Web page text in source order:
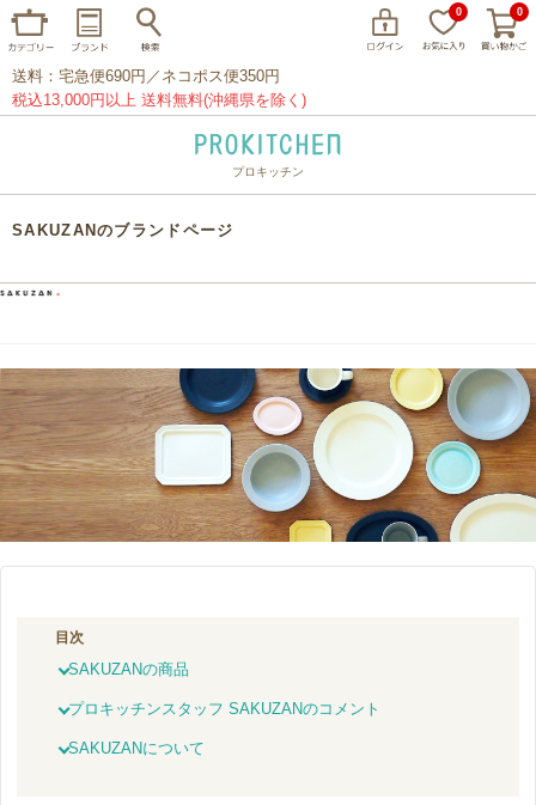
0 0
家事問屋 ウェック
プレート グラス カトラリー
山一 マリメッコ つきじ常陸屋 柳宗理
閉じる
送料：宅急便690円／ネコポス便350円
税込13,000円以上 送料無料(沖縄県を除く)
プロキッチン
SAKUZANのブランドページ
目次
SAKUZANの商品
プロキッチンスタッフ SAKUZANのコメント
SAKUZANについて